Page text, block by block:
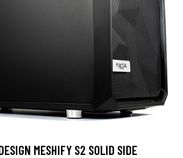
MESHIFY S2 SOLID SIDE